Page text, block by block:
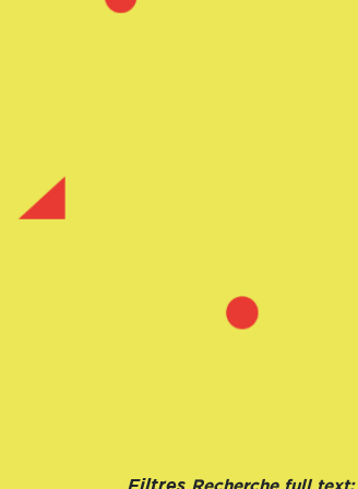
Filtres Recherche full text: